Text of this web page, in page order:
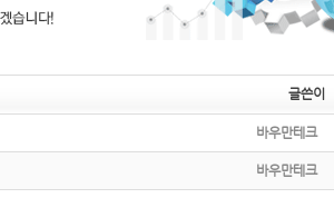
글쓴이
바우만테크
바우만테크